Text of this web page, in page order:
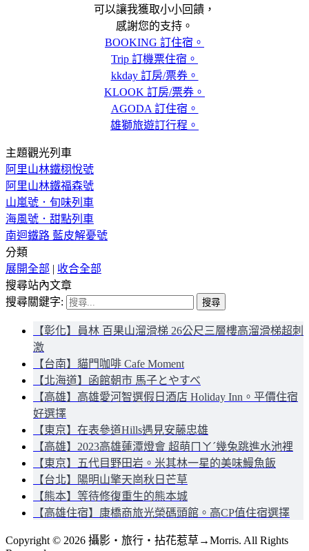
可以讓我獲取小小回饋，
感謝您的支持。
BOOKING 訂住宿。
Trip 訂機票住宿。
kkday 訂房/票券。
KLOOK 訂房/票券。
AGODA 訂住宿。
雄獅旅遊訂行程。
主題觀光列車
阿里山林鐵栩悅號
阿里山林鐵福森號
山嵐號．旬味列車
海風號．甜點列車
南迴鐵路 藍皮解憂號
分類
展開全部 | 收合全部
搜尋站內文章
搜尋關鍵字:
【彰化】員林 百果山溜滑梯 26公尺三層樓高溜滑梯超刺
激
【台南】貓門咖啡 Cafe Moment
【北海道】函館朝市 馬子とやすべ
【高雄】高雄愛河智選假日酒店 Holiday Inn。平價住宿
好選擇
【東京】在表參道Hills遇見安藤忠雄
【高雄】2023高雄蓮潭燈會 超萌ㄇㄚˊ幾兔跳進水池裡
【東京】五代目野田岩。米其林一星的美味鰻魚飯
【台北】陽明山擎天崗秋日芒草
【熊本】等待修復重生的熊本城
【高雄住宿】康橋商旅光榮碼頭館。高CP值住宿選擇
Copyright © 2026 攝影‧旅行‧拈花惹草→Morris. All Rights